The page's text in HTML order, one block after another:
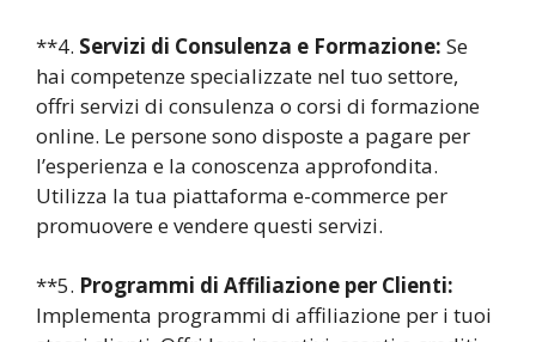
**4. Servizi di Consulenza e Formazione: Se
hai competenze specializzate nel tuo settore,
offri servizi di consulenza o corsi di formazione
online. Le persone sono disposte a pagare per
l’esperienza e la conoscenza approfondita.
Utilizza la tua piattaforma e-commerce per
promuovere e vendere questi servizi.
**5. Programmi di Affiliazione per Clienti:
Implementa programmi di affiliazione per i tuoi